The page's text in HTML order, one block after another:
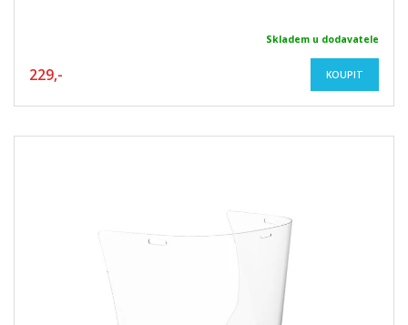
Skladem u dodavatele
229,- KOUPIT